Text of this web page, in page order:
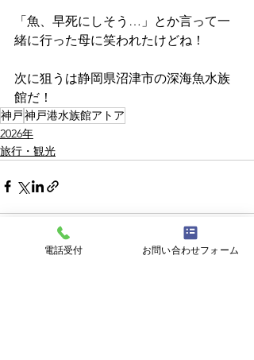
「魚、早死にしそう…」とか言って一
緒に行った母に笑われたけどね！
次に狙うは静岡県沼津市の深海魚水族
館だ！
神戸神戸港水族館アトア
2026年
旅行・観光
電話受付 お問い合わせフォーム